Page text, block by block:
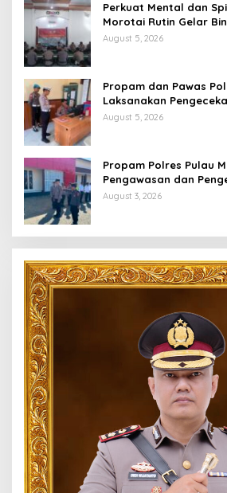
Perkuat Mental dan
Morotai Rutin Gelar
Personel Berintegritas
August 5, 2026
Propam dan Pawas
Laksanakan
Pastikan Masyarakat
August 5, 2026
Propam Polres Pulau
Pengawasan dan
Saat Apel Serah Terima
August 3, 2026